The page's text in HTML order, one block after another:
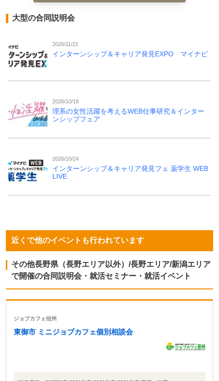
大型の合同説明会
2026/11/21
インターンシップ＆キャリア発見EXPO マイナビ
2026/10/18
理系の女性活躍を考えるWEB仕事研究＆インター
ンシップフェア
2026/10/24
インターンシップ＆キャリア発見フェ 薬学生 WEB
LIVE
近くで他のイベントも行われています
その他長野県（長野エリア以外）/長野エリア/新潟エリア
で開催の合同説明会・就活セミナー・就活イベント
ジョブカフェ信州
東御市 ミニジョブカフェ個別相談会